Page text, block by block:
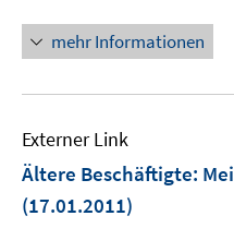
mehr Informationen
Externer Link
Ältere Beschäftigte:
(17.01.2011)